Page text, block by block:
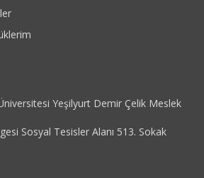
Yeşilyurt Demir Çelik Meslek
Sosyal Tesisler Alanı 513. Sokak